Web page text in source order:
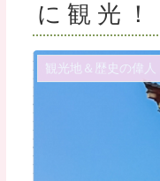
に観光！
観光地＆歴史の偉人